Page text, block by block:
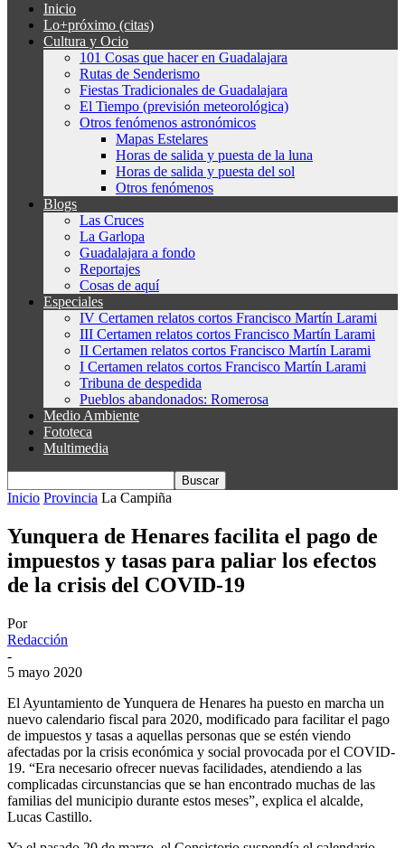
Inicio
Lo+próximo (citas)
Cultura y Ocio
101 Cosas que hacer en Guadalajara
Rutas de Senderismo
Fiestas Tradicionales de Guadalajara
El Tiempo (previsión meteorológica)
Otros fenómenos astronómicos
Mapas Estelares
Horas de salida y puesta de la luna
Horas de salida y puesta del sol
Otros fenómenos
Blogs
Las Cruces
La Garlopa
Guadalajara a fondo
Reportajes
Cosas de aquí
Especiales
IV Certamen relatos cortos Francisco Martín Larami
III Certamen relatos cortos Francisco Martín Larami
II Certamen relatos cortos Francisco Martín Larami
I Certamen relatos cortos Francisco Martín Larami
Tribuna de despedida
Pueblos abandonados: Romerosa
Medio Ambiente
Fototeca
Multimedia
Inicio Provincia La Campiña
Yunquera de Henares facilita el pago de
impuestos y tasas para paliar los efectos
de la crisis del COVID-19
Por
Redacción
-
5 mayo 2020
El Ayuntamiento de Yunquera de Henares ha puesto en marcha un
nuevo calendario fiscal para 2020, modificado para facilitar el pago
de impuestos y tasas a aquellas personas que se estén viendo
afectadas por la crisis económica y social provocada por el COVID-
19. “Era necesario ofrecer nuevas facilidades, atendiendo a las
complicadas circunstancias que se han encontrado muchas de las
familias del municipio durante estos meses”, explica el alcalde,
Lucas Castillo.